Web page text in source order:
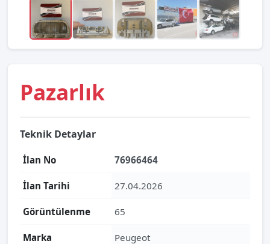
Pazarlık
Teknik Detaylar
İlan No 76966464
İlan Tarihi 27.04.2026
Görüntülenme 65
Marka Peugeot